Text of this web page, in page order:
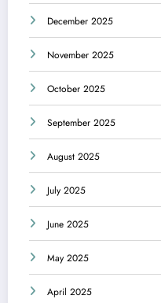
December 2025
November 2025
October 2025
September 2025
August 2025
July 2025
June 2025
May 2025
April 2025